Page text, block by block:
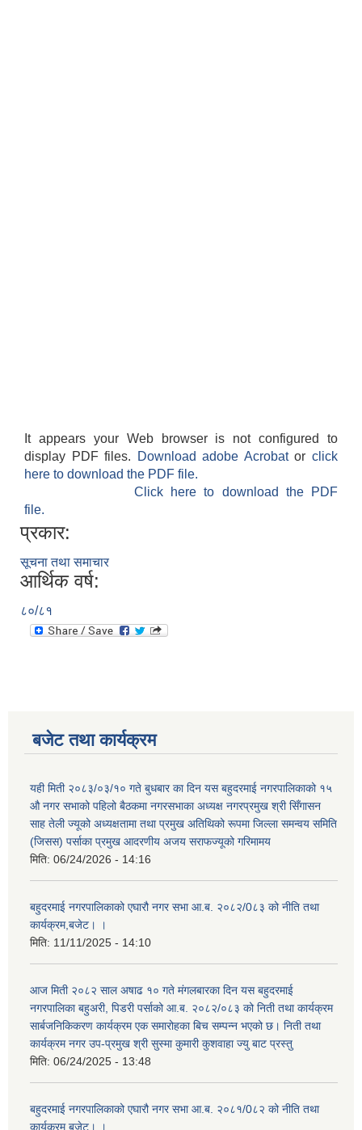
It appears your Web browser is not configured to
display PDF files.
Download adobe Acrobatorclick
here to download the PDF file.
Click here to download the PDF
file.
प्रकार:
सूचना तथा समाचार
आर्थिक वर्ष:
८०/८१
बजेट तथा कार्यक्रम
यही मिती २०८३/०३/१० गते बुधबार का दिन यस बहुदरमाई नगरपालिकाको १५
औ नगर सभाको पहिलो बैठकमा नगरसभाका अध्यक्ष नगरप्रमुख श्री सिँगासन
साह तेली ज्यूको अध्यक्षतामा तथा प्रमुख अतिथिको रूपमा जिल्ला समन्वय समिति
(जिसस) पर्साका प्रमुख आदरणीय अजय सराफज्यूको गरिमामय
मिति: 06/24/2026 - 14:16
बहुदरमाई नगरपालिकाको एघारौ नगर सभा आ.ब. २०८२/0८३ को नीति तथा
कार्यक्रम,बजेट। ।
मिति: 11/11/2025 - 14:10
आज मिती २०८२ साल अषाढ १० गते मंगलबारका दिन यस बहुदरमाई
नगरपालिका बहुअरी, पिडरी पर्साको आ.ब. २०८२/०८३ को निती तथा कार्यक्रम
सार्बजनिकिकरण कार्यक्रम एक समारोहका बिच सम्पन्न भएको छ। निती तथा
कार्यक्रम नगर उप-प्रमुख श्री सुस्मा कुमारी कुशवाहा ज्यु बाट प्रस्तु
मिति: 06/24/2025 - 13:48
बहुदरमाई नगरपालिकाको एघारौ नगर सभा आ.ब. २०८१/0८२ को नीति तथा
कार्यक्रम,बजेट। ।